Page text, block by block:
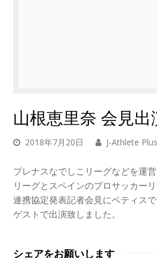
山根恵里奈 会見出
2018年7月20日 J-Athlete Plus
プレナスなでしこリーグなどを運
リーグとスペインのプロサッカー
連携協定発表記者会見にベティス
ゲストで出演致しました。
シェアをお願いします